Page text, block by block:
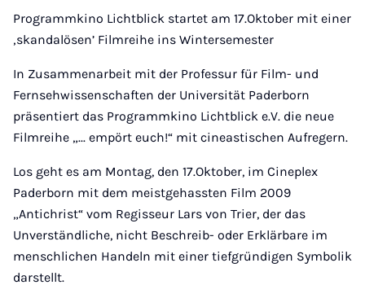
Mail
Programmkino Lichtblick startet am 17.Oktober mit einer
‚skandalösen’ Filmreihe ins Wintersemester
In Zusammenarbeit mit der Professur für Film- und
Fernsehwissenschaften der Universität Paderborn
präsentiert das Programmkino Lichtblick e.V. die neue
Filmreihe „... empört euch!“ mit cineastischen Aufregern.
Los geht es am Montag, den 17.Oktober, im Cineplex
Paderborn mit dem meistgehassten Film 2009
„Antichrist“ vom Regisseur Lars von Trier, der das
Unverständliche, nicht Beschreib- oder Erklärbare im
menschlichen Handeln mit einer tiefgründigen Symbolik
darstellt.